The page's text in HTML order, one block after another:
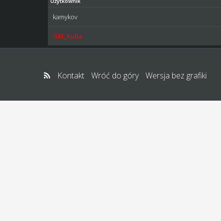
kamykov
GM_Kuba
Kontakt Wróć do góry Wersja bez grafiki